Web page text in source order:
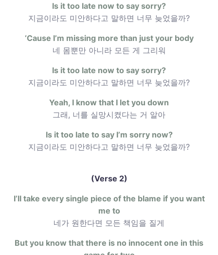
Is it too late now to say sorry?
지금이라도 미안하다고 말하면 너무 늦었을까?
‘Cause I’m missing more than just your body
네 몸뿐만 아니라 모든 게 그리워
Is it too late now to say sorry?
지금이라도 미안하다고 말하면 너무 늦었을까?
Yeah, I know that I let you down
그래, 너를 실망시켰다는 거 알아
Is it too late to say I’m sorry now?
지금이라도 미안하다고 말하면 너무 늦었을까?
(Verse 2)
I’ll take every single piece of the blame if you want
me to
네가 원한다면 모든 책임을 질게
But you know that there is no innocent one in this